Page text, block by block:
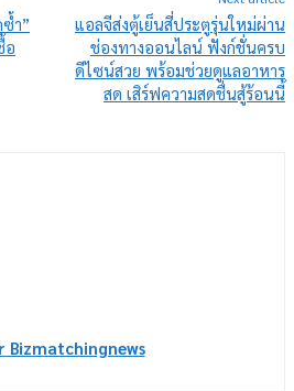
ำ”
อ
แอลจีส่งตู้เย็นสี่ประตูรุ่นใหม่ผ่าน
ช่องทางออนไลน์ ฟังก์ชั่นครบ
ดีไซน์สวย พร้อมช่วยดูแลอาหาร
สด เสิร์ฟความสดชื่นสู้ร้อนนี้
Bizmatchingnews